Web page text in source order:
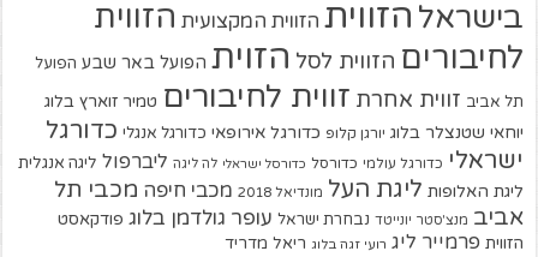
בישראל הזווית הזווית המקצועית הזווית
לחיבורים הזווית לסל הזוית הפועל באר שבע הפועל
תל אביב זווית אחרת זווית לחיבורים טמיר זוארץ בלוג
יוחאי שטנצלר בלוג יורגן קלופ כדורגל אירופאי כדורגל אנגלי כדורגל
ישראלי כדורגל עולמי כדורסל כדורסל ישראלי לה ליגה ליברפול ליגה אנגלית
ליגת האלופות ליגת העל מונדיאל 2018 מכבי חיפה מכבי תל
אביב מנצ'סטר יונייטד נבחרת ישראל עופר גולדמן בלוג פודקאסט
הזווית פרמייר ליג רועי זגה בלוג ריאל מדריד